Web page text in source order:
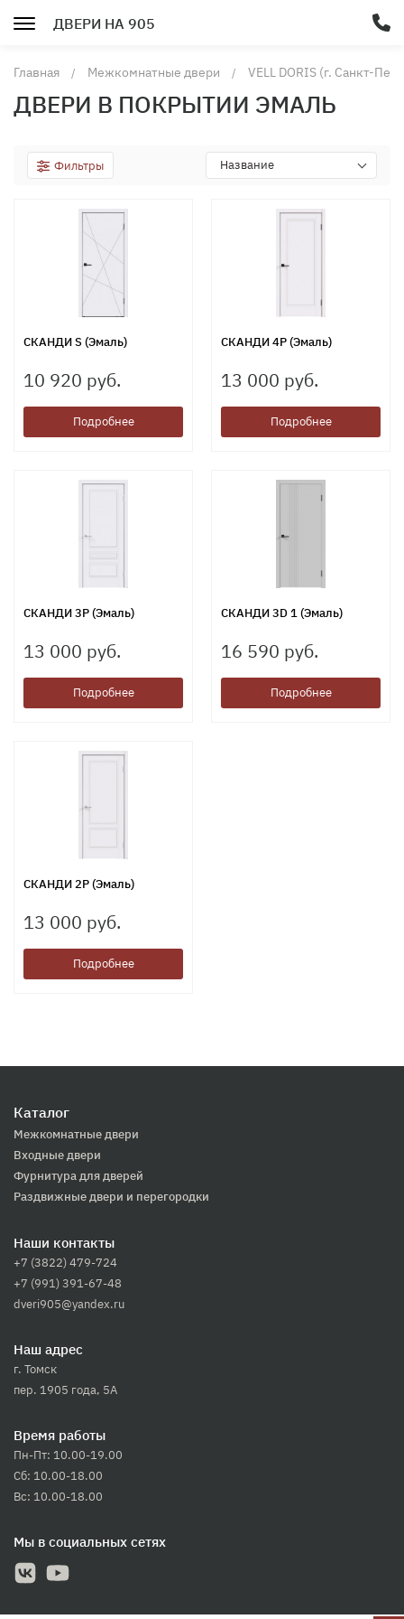
ДВЕРИ НА 905
Главная Межкомнатные двери VELL DORIS (г. Санкт-
ДВЕРИ В ПОКРЫТИИ ЭМАЛЬ
Фильтры Название
СКАНДИ S (Эмаль)
10 920 руб.
Подробнее
СКАНДИ 4P (Эмаль)
13 000 руб.
Подробнее
СКАНДИ 3P (Эмаль)
13 000 руб.
Подробнее
СКАНДИ 3D 1 (Эмаль)
16 590 руб.
Подробнее
СКАНДИ 2P (Эмаль)
13 000 руб.
Подробнее
Каталог
Межкомнатные двери
Входные двери
Фурнитура для дверей
Раздвижные двери и перегородки
Наши контакты
+7 (3822) 479-724
+7 (991) 391-67-48
dveri905@yandex.ru
Наш адрес
г. Томск
пер. 1905 года, 5А
Время работы
Пн-Пт: 10.00-19.00
Сб: 10.00-18.00
Вс: 10.00-18.00
Мы в социальных сетях